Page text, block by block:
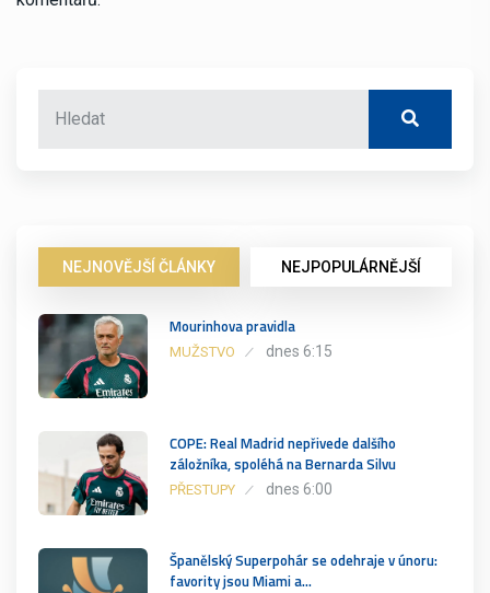
NEJNOVĚJŠÍ ČLÁNKY NEJPOPULÁRNĚJŠÍ
Mourinhova pravidla
MUŽSTVO dnes 6:15
COPE: Real Madrid nepřivede dalšího
záložníka, spoléhá na Bernarda Silvu
PŘESTUPY dnes 6:00
Španělský Superpohár se odehraje v únoru:
favority jsou Miami a…